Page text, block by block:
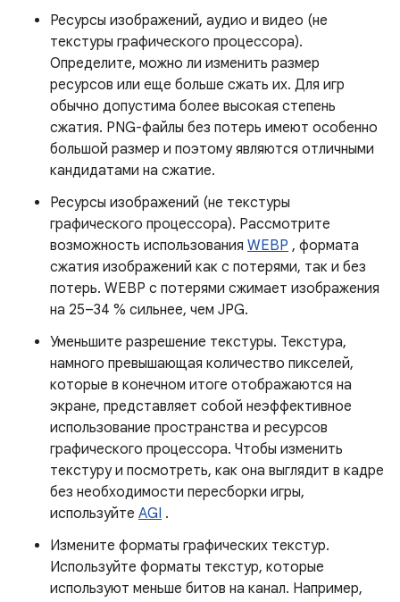
Ресурсы изображений, аудио и видео (не
текстуры графического процессора).
Определите, можно ли изменить размер
ресурсов или еще больше сжать их. Для игр
обычно допустима более высокая степень
сжатия. PNG-файлы без потерь имеют особенно
большой размер и поэтому являются отличными
кандидатами на сжатие.
Ресурсы изображений (не текстуры
графического процессора). Рассмотрите
возможность использования WEBP , формата
сжатия изображений как с потерями, так и без
потерь. WEBP с потерями сжимает изображения
на 25–34 % сильнее, чем JPG.
Уменьшите разрешение текстуры. Текстура,
намного превышающая количество пикселей,
которые в конечном итоге отображаются на
экране, представляет собой неэффективное
использование пространства и ресурсов
графического процессора. Чтобы изменить
текстуру и посмотреть, как она выглядит в кадре
без необходимости пересборки игры,
используйте AGI .
Измените форматы графических текстур.
Используйте форматы текстур, которые
используют меньше битов на канал. Например,